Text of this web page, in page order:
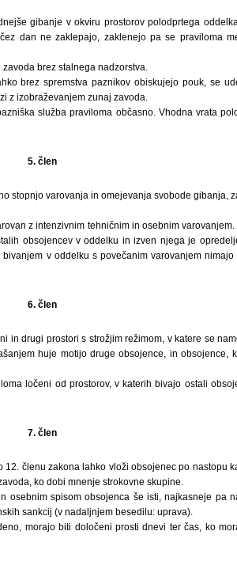
gibanje v okviru prostorov polodprtega
dan ne zaklepajo, zaklenejo pa se praviloma
brez stalnega nadzorstva.
brez spremstva paznikov obiskujejo pouk, se
z izobraževanjem zunaj zavoda.
služba praviloma občasno. Vhodna vrata
5. člen
stopnjo varovanja in omejevanja svobode gibanja,
z intenzivnim tehničnim in osebnim
obsojencev v oddelku in izven njega je
v oddelku s povečanim varovanjem
6. člen
in drugi prostori s strožjim režimom, v katere se
huje motijo druge obsojence, in obsojence,
ločeni od prostorov, v katerih bivajo ostali
7. člen
členu zakona lahko vloži obsojenec po nastopu
ko dobi mnenje strokovne skupine.
osebnim spisom obsojenca še isti, najkasneje pa
sankcij (v nadaljnjem besedilu: uprava).
morajo biti določeni prosti dnevi ter čas, ko